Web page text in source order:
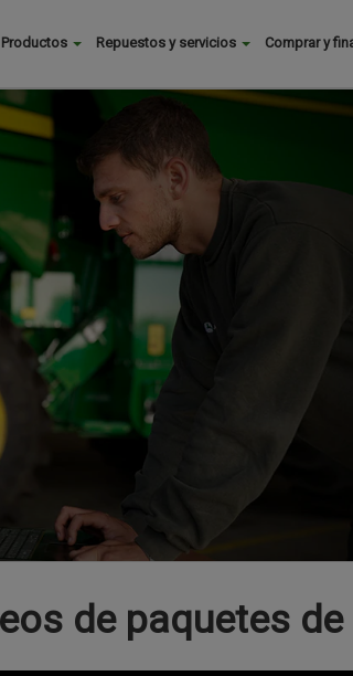
Productos Repuestos y servicios Comprar y
de paquetes